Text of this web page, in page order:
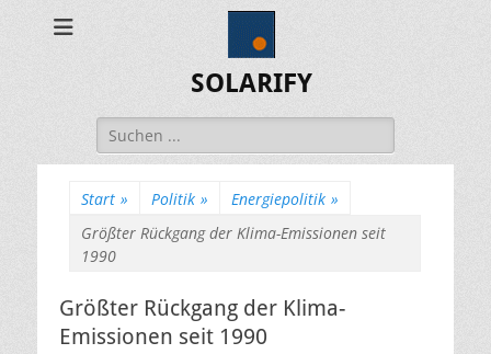
SOLARIFY
Suchen
nach:
Start » Politik » Energiepolitik »
Größter Rückgang der Klima-Emissionen seit
1990
Größter Rückgang der Klima-
Emissionen seit 1990